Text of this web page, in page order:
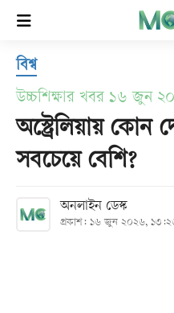
হোম
সর্বশেষ
সব
বিশ্ব
উচ্চশিক্ষার খবর ১৬ জুন
অস্ট্রেলিয়ায় কোন
সবচেয়ে বেশি?
অনলাইন ডেস্ক
প্রকাশ: ১৬ জুন ২০২৬,